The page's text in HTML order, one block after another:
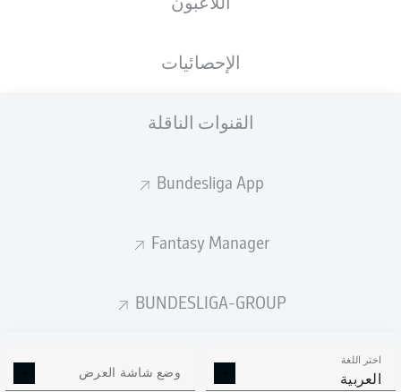
الإحصائيات
القنوات الناقلة
Bundesliga App
Fantasy Manager
BUNDESLIGA-GROUP
اختر اللغة
العربية وضع شاشة العرض
0